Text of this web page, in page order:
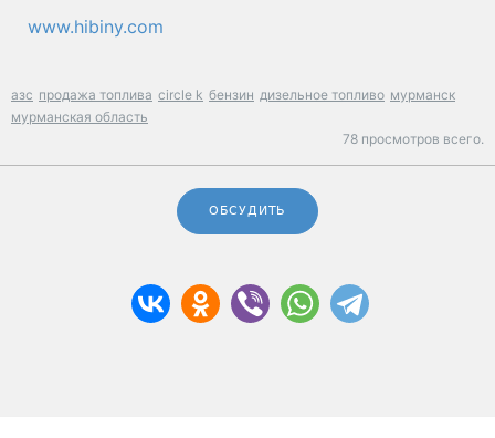
www.hibiny.com
азс продажа топлива circle k бензин дизельное топливо мурманск
мурманская область
78 просмотров всего.
ОБСУДИТЬ